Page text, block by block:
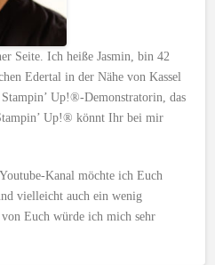
Seite. Ich heiße Jasmin, bin 42
Edertal in der Nähe von Kassel
Up!®-Demonstratorin, das
Up!® könnt Ihr bei mir
Kanal möchte ich Euch
vielleicht auch ein wenig
Euch würde ich mich sehr